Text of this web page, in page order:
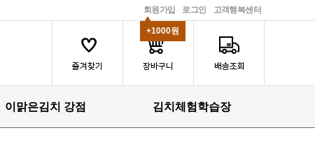
고객행복센터
로그인
회원가입
+1000원
이맑은김치 강점 김치체험학습장